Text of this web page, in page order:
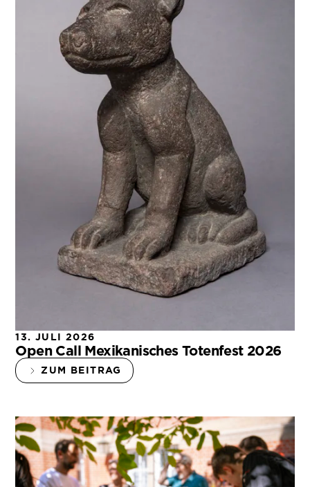
13. JULI 2026
Open Call Mexikanisches Totenfest 2026
ZUM BEITRAG